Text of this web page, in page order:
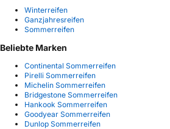
Winterreifen
Ganzjahresreifen
Sommerreifen
Beliebte Marken
Continental Sommerreifen
Pirelli Sommerreifen
Michelin Sommerreifen
Bridgestone Sommerreifen
Hankook Sommerreifen
Goodyear Sommerreifen
Dunlop Sommerreifen